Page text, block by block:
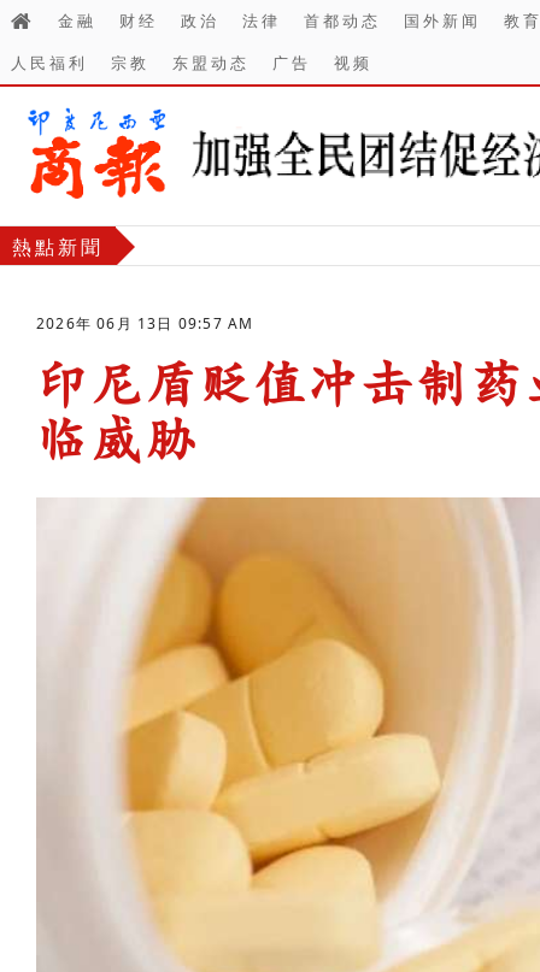
金融 财经 政治 法律 首都动态 国外新闻
教
人民福利
宗教 东盟动态 广告 视频
熱點新聞
2026年 06月 13日 09:57 AM
印尼盾贬值冲击制
临威胁